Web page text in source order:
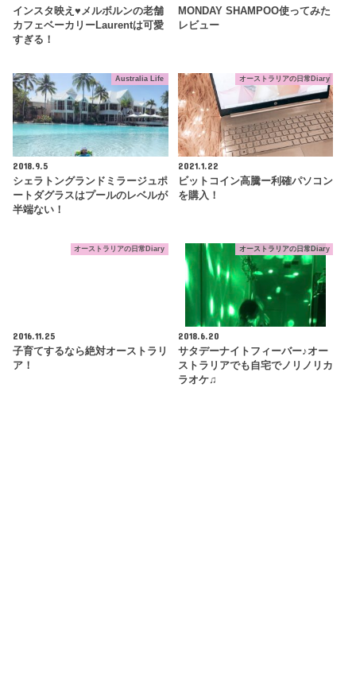
インスタ映え♥メルボルンの老舗
カフェベーカリーLaurentは可愛
すぎる！
MONDAY SHAMPOO使ってみた
レビュー
Australia Life
2018.9.5
シェラトングランドミラージュポ
ートダグラスはプールのレベルが
半端ない！
オーストラリアの日常Diary
2021.1.22
ビットコイン高騰ー利確パソコン
を購入！
オーストラリアの日常Diary
2016.11.25
子育てするなら絶対オーストラリ
ア！
オーストラリアの日常Diary
2018.6.20
サタデーナイトフィーバー♪オー
ストラリアでも自宅でノリノリカ
ラオケ♫